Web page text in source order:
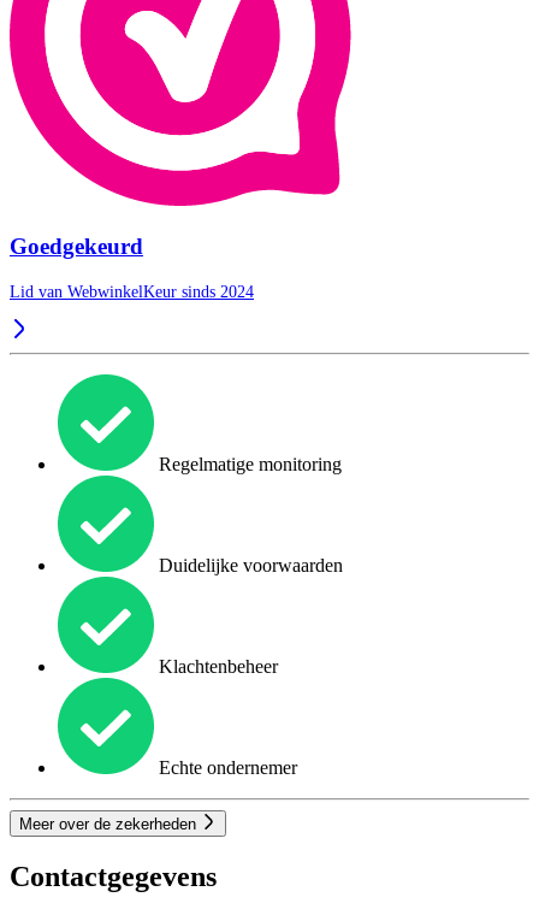
Goedgekeurd
Lid van WebwinkelKeur sinds 2024
Regelmatige monitoring
Duidelijke voorwaarden
Klachtenbeheer
Echte ondernemer
Meer over de zekerheden
Contactgegevens